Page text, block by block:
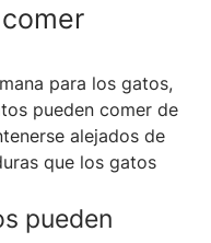
para los gatos,
pueden comer de
alejados de
que los gatos
pueden